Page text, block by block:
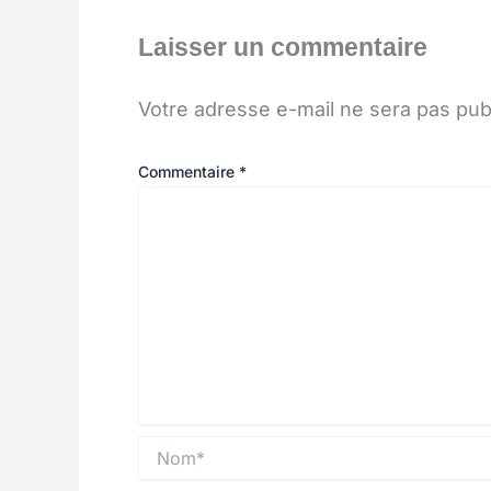
Laisser un commentaire
Votre adresse e-mail ne sera pas
Commentaire *